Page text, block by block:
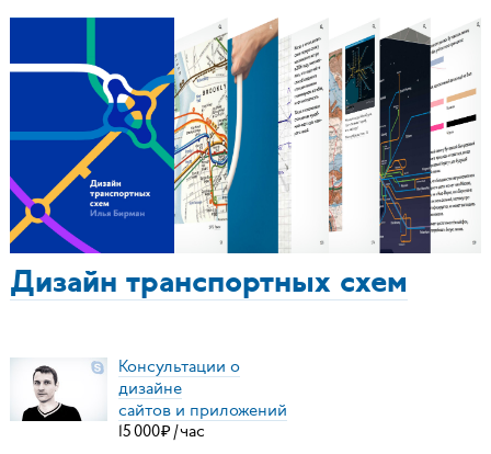
Дизайн транспортных схем
Консультации о
дизайне
сайтов и приложений
15000₽ /час